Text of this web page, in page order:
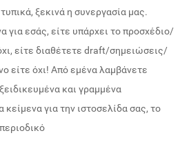
ξεκινά η συνεργασία μας.
εσάς, είτε υπάρχει το προσχέδιο/
είτε διαθέτετε draft/σημειώσεις/
είτε όχι! Από εμένα λαμβάνετε
και γραμμένα
κείμενα για την ιστοσελίδα σας, το